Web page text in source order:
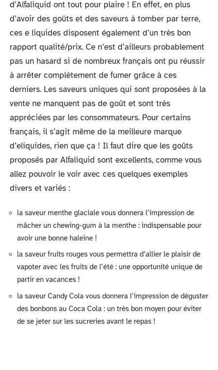
d’Alfaliquid ont tout pour plaire ! En effet, en plus
d’avoir des goûts et des saveurs à tomber par terre,
ces e liquides disposent également d’un très bon
rapport qualité/prix. Ce n’est d’ailleurs probablement
pas un hasard si de nombreux français ont pu réussir
à arrêter complètement de fumer grâce à ces
derniers. Les saveurs uniques qui sont proposées à la
vente ne manquent pas de goût et sont très
appréciées par les consommateurs. Pour certains
français, il s’agit même de la meilleure marque
d’eliquides, rien que ça ! Il faut dire que les goûts
proposés par Alfaliquid sont excellents, comme vous
allez pouvoir le voir avec ces quelques exemples
divers et variés :
la saveur menthe glaciale vous donnera l’impression de
mâcher un chewing-gum à la menthe : indispensable pour
avoir une bonne haleine !
la saveur fruits rouges vous permettra d’allier le plaisir de
vapoter avec les fruits de l’été : une opportunité unique de
partir en vacances !
la saveur Candy Cola vous donnera l’impression de déguster
des bonbons au Coca Cola : un très bon moyen pour éviter
de se jeter sur les sucreries avant le repas !